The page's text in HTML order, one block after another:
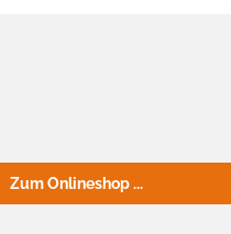
Zum Onlineshop ...